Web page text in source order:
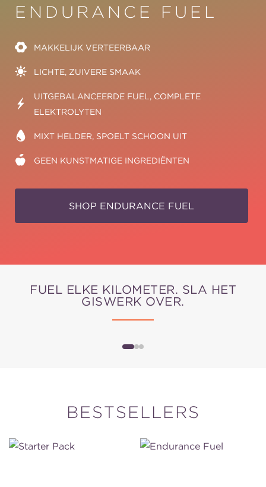
ENDURANCE FUEL
MAKKELIJK VERTEERBAAR
LICHTE, ZUIVERE SMAAK
UITGEBALANCEERDE FUEL, COMPLETE
ELEKTROLYTEN
MIXT HELDER, SPOELT SCHOON UIT
GEEN KUNSTMATIGE INGREDIËNTEN
SHOP ENDURANCE FUEL
FUEL ELKE KILOMETER. SLA HET
GISWERK OVER.
BESTSELLERS
Starter
Endurance